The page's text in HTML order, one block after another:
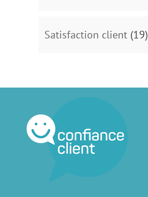
Satisfaction client(19)